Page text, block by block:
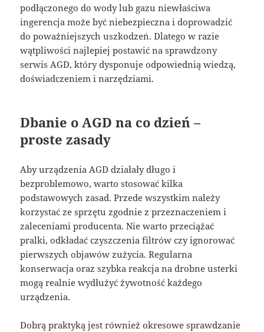
podłączonego do wody lub gazu niewłaściwa
ingerencja może być niebezpieczna i doprowadzić
do poważniejszych uszkodzeń. Dlatego w razie
wątpliwości najlepiej postawić na sprawdzony
serwis AGD, który dysponuje odpowiednią wiedzą,
doświadczeniem i narzędziami.
Dbanie o AGD na co dzień –
proste zasady
Aby urządzenia AGD działały długo i
bezproblemowo, warto stosować kilka
podstawowych zasad. Przede wszystkim należy
korzystać ze sprzętu zgodnie z przeznaczeniem i
zaleceniami producenta. Nie warto przeciążać
pralki, odkładać czyszczenia filtrów czy ignorować
pierwszych objawów zużycia. Regularna
konserwacja oraz szybka reakcja na drobne usterki
mogą realnie wydłużyć żywotność każdego
urządzenia.
Dobrą praktyką jest również okresowe sprawdzanie